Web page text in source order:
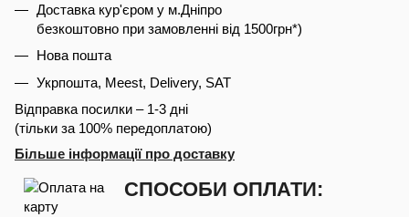
Доставка кур'єром у м.Дніпро
безкоштовно при замовленні від 1500грн*)
Нова пошта
Укрпошта, Meest, Delivery, SAT
Відправка посилки – 1-3 дні
(тільки за 100% передоплатою)
Більше інформації про доставку
СПОСОБИ ОПЛАТИ: